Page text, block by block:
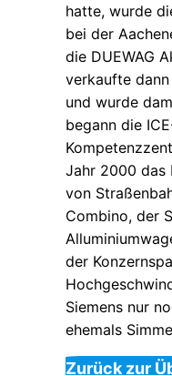
hatte, wurde
bei der
die DUEWAG
verkaufte
und wurde
begann die
Jahr 2000 das
von
Combino, der
der
Siemens nur
ehemals
Zurück zur